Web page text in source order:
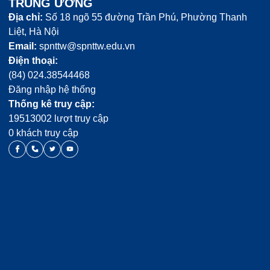
TRUNG ƯƠNG
Địa chỉ: Số 18 ngõ 55 đường Trần Phú, Phường Thanh
Liệt, Hà Nội
Email: spnttw@spnttw.edu.vn
Điện thoại:
(84) 024.38544468
Đăng nhập hệ thống
Thống kê truy cập:
19513002 lượt truy cập
0 khách truy cập